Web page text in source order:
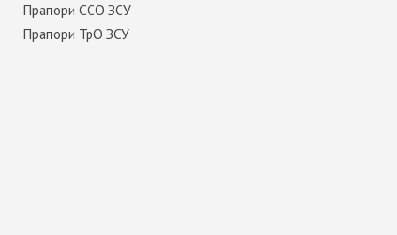
Прапори ССО ЗСУ
Прапори ТрО ЗСУ